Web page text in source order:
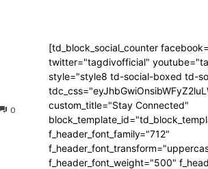
0
[td_block_social_counter
twitter="tagdivofficial"
style="style8 td-social-boxed td-
custom_title="Stay Connected"
f_header_font_family="712"
f_header_font_weight="500"